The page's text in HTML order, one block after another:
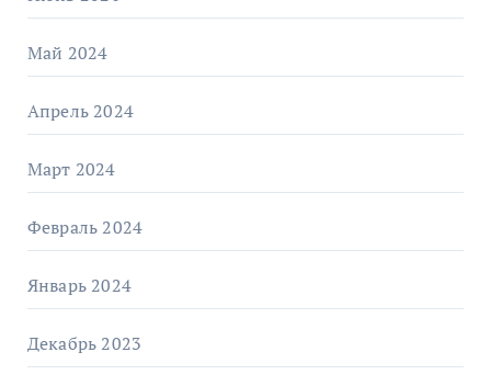
Май 2024
Апрель 2024
Март 2024
Февраль 2024
Январь 2024
Декабрь 2023